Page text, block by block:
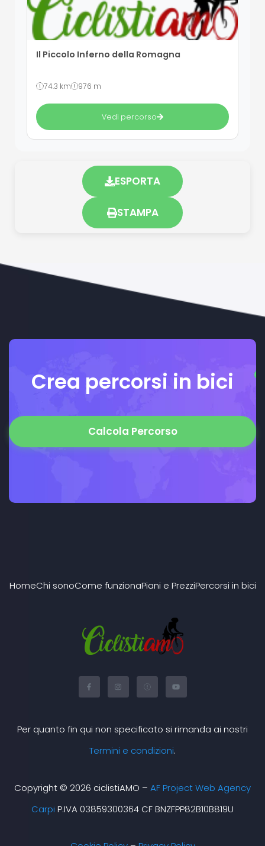
Il Piccolo Inferno della Romagna
74.3 km 976 m
Vedi percorso
ESPORTA
STAMPA
Crea percorsi in bici
Calcola Percorso
HomeChi sonoCome funzionaPiani e PrezziPercorsi in bici
F
a
c
e
k
-
I
n
s
t
a
m
X
-
t
w
e
r
Y
o
t
Per quanto fin qui non specificato si rimanda ai nostri
Termini e condizioni.
Copyright © 2026 ciclistiAMO – AF Project Web Agency
Carpi P.IVA 03859300364 CF BNZFPP82B10B819U